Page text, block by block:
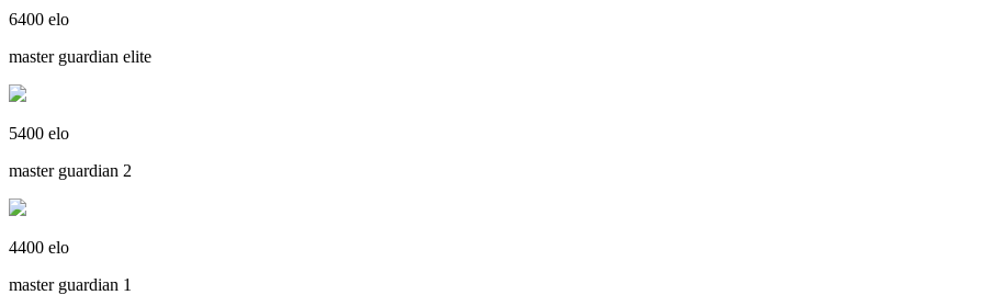
6400 elo
master guardian elite
5400 elo
master guardian 2
4400 elo
master guardian 1